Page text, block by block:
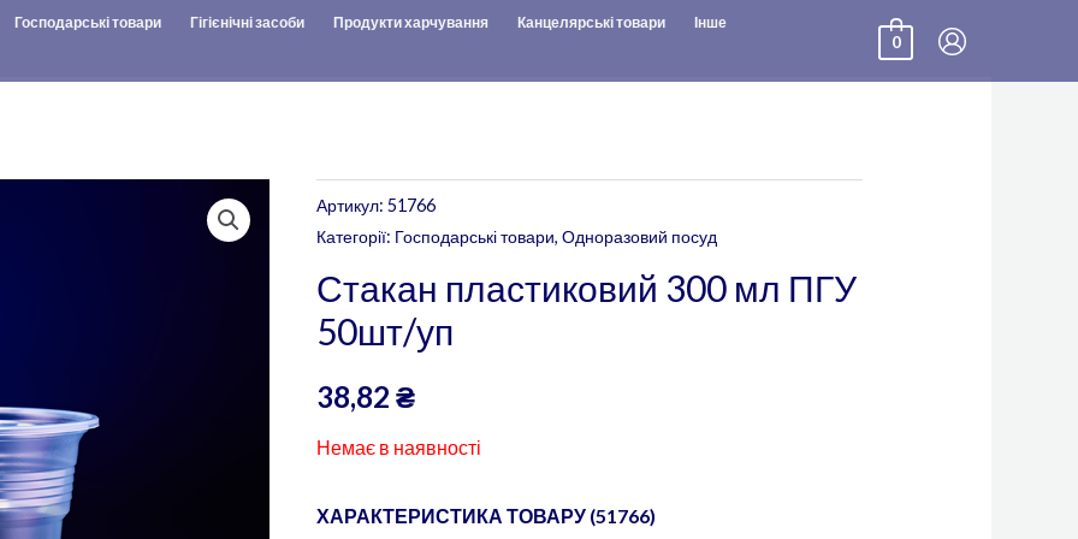
Господарські товари Гігієнічні засоби Продукти харчування Канцелярські товари
Інше
0
Артикул:51766
Категорії: Господарські товари,Одноразовий посуд
Стакан пластиковий 300 мл ПГУ
50шт/уп
38,82₴
Немає в наявності
ХАРАКТЕРИСТИКА ТОВАРУ (51766)